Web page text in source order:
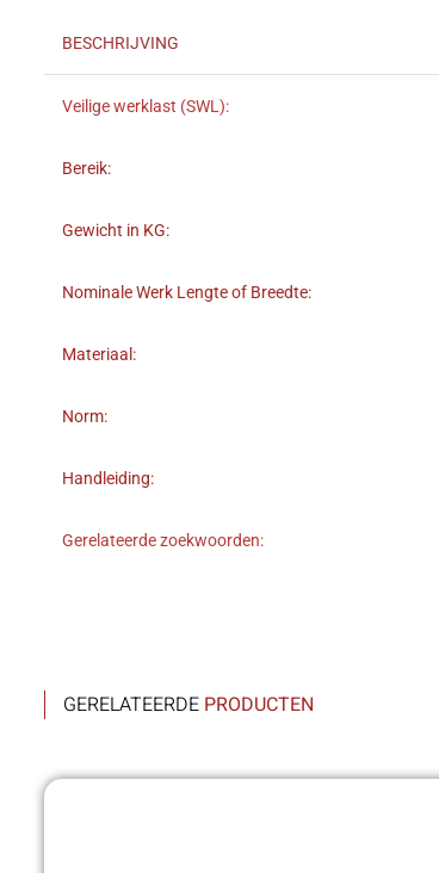
BESCHRIJVING
Veilige werklast (SWL):
Bereik:
Gewicht in KG:
Nominale Werk Lengte of Breedte:
Materiaal:
Norm:
Handleiding:
Gerelateerde zoekwoorden:
GERELATEERDE PRODUCTEN